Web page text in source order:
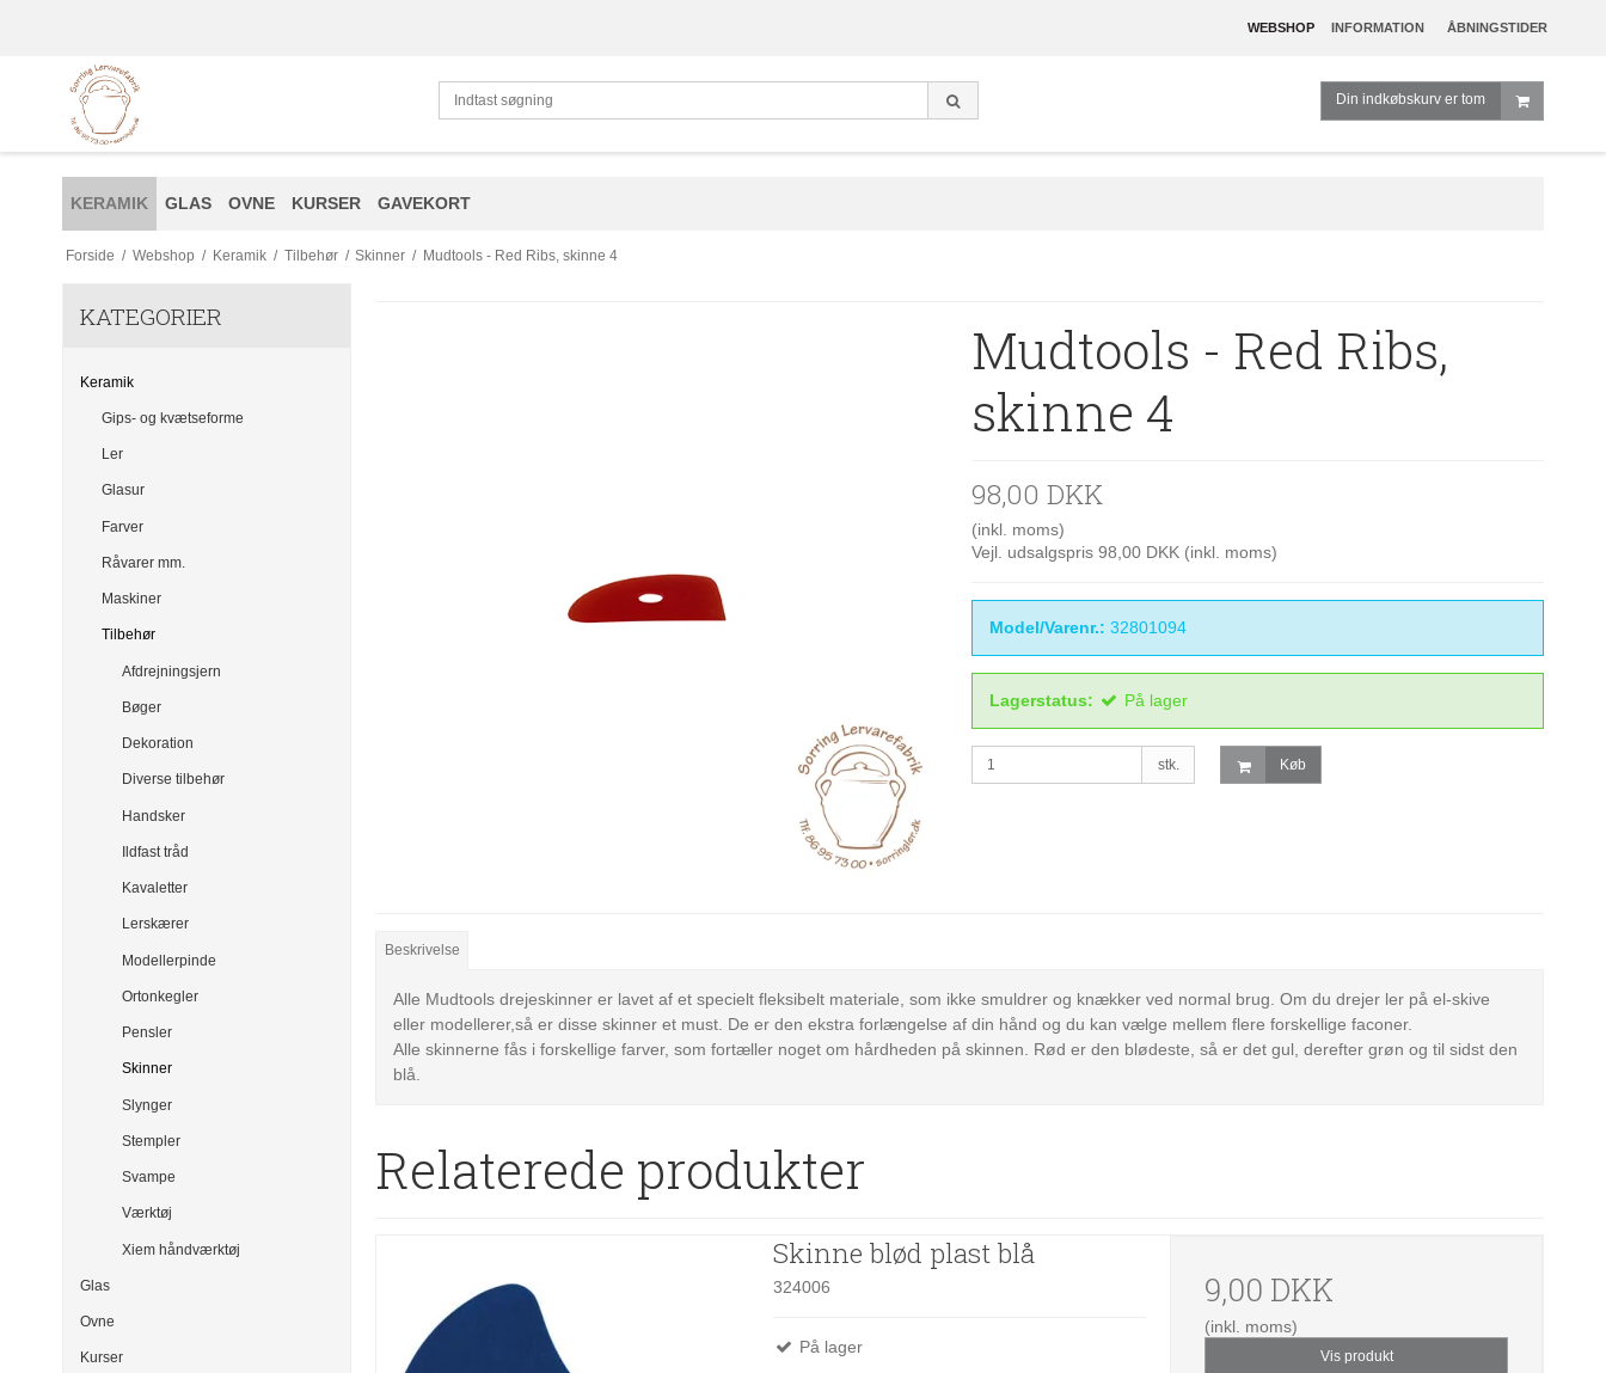
WEBSHOP INFORMATION ÅBNINGSTIDER
Din indkøbskurv er tom
KERAMIK GLAS OVNE KURSER GAVEKORT
Forside / Webshop / Keramik / Tilbehør / Skinner / Mudtools - Red Ribs, skinne 4
KATEGORIER
Keramik
Gips- og kvætseforme
Ler
Glasur
Farver
Råvarer mm.
Maskiner
Tilbehør
Afdrejningsjern
Bøger
Dekoration
Diverse tilbehør
Handsker
Ildfast tråd
Kavaletter
Lerskærer
Modellerpinde
Ortonkegler
Pensler
Skinner
Slynger
Stempler
Svampe
Værktøj
Xiem håndværktøj
Glas
Ovne
Kurser
Mudtools - Red Ribs,
skinne 4
98,00 DKK
(inkl. moms)
Vejl. udsalgspris 98,00 DKK (inkl. moms)
Model/Varenr.: 32801094
Lagerstatus: På lager
stk. Køb
Beskrivelse
Alle Mudtools drejeskinner er lavet af et specielt fleksibelt materiale, som ikke smuldrer og knækker ved normal brug. Om du drejer ler på el-skive
eller modellerer,så er disse skinner et must. De er den ekstra forlængelse af din hånd og du kan vælge mellem flere forskellige faconer.
Alle skinnerne fås i forskellige farver, som fortæller noget om hårdheden på skinnen. Rød er den blødeste, så er det gul, derefter grøn og til sidst den
blå.
Relaterede produkter
Skinne blød plast blå
324006
På lager
9,00 DKK
(inkl. moms)
Vis produkt